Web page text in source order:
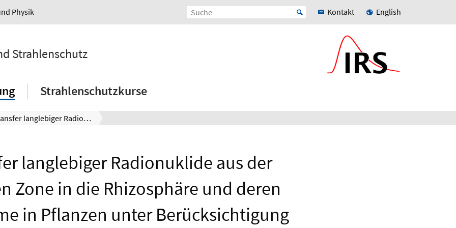
Physik Kontakt English
Strahlenschutz
Strahlenschutzkurse
Transfer langlebiger Radionuklide aus der vadosen Zone in die Rhizosphäre und deren Aufnahme in Pflanzen unter Berücksichtigung mikrobiologischer Prozesse (TRAVARIS)
langlebiger Radionuklide aus der
Zone in die Rhizosphäre und deren
in Pflanzen unter Berücksichtigung